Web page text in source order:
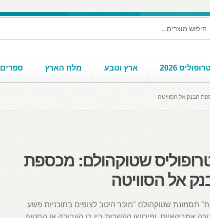
2026 ארץ וטבע מלח הארץ ספרים
הבנק אל הסוויטה
שטוקהולם: מכספת
אל הסוויטה
המונח‭ "‬תסמונת‭ ‬שטוקהולם‭" ‬מוכר‭ ‬היטב‭ ‬לצופים‭ ‬בתוכניות‭ ‬פשע‭